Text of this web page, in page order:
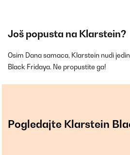
Još popusta na Klarstein?
Osim Dana samaca, Klarstein nudi
Black Fridaya. Ne propustite ga!
Pogledajte Klarstein